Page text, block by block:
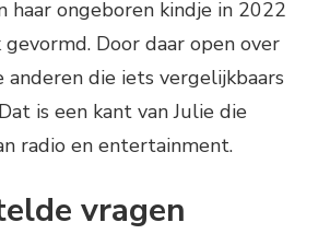
haar ongeboren kindje in 2022
Door daar open over
anderen die iets vergelijkbaars
is een kant van Julie die
radio en entertainment.
vragen